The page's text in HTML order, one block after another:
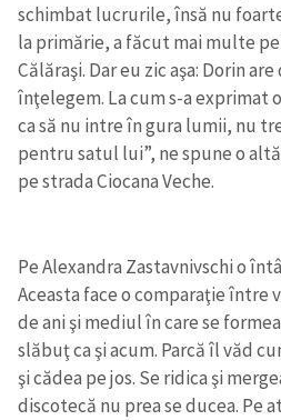
schimbat lucrurile, însă nu
la primărie, a făcut mai multe
Călăraşi. Dar eu zic aşa: Dorin
înţelegem. La cum s-a exprimat
ca să nu intre în gura lumii, nu
pentru satul lui”, ne spune o
pe strada Ciocana Veche.
Pe Alexandra Zastavnivschi o
Aceasta face o comparaţie între
de ani şi mediul în care se
slăbuţ ca şi acum. Parcă îl văd
şi cădea pe jos. Se ridica şi
discotecă nu prea se ducea. Pe